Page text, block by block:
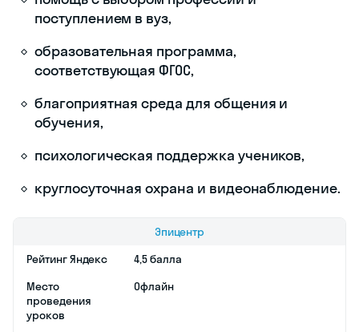
поступлением в вуз,
образовательная программа,
соответствующая ФГОС,
благоприятная среда для общения и
обучения,
психологическая поддержка учеников,
круглосуточная охрана и видеонаблюдение.
Эпицентр
Рейтинг Яндекс
4,5 балла
Место
проведения
уроков
Офлайн